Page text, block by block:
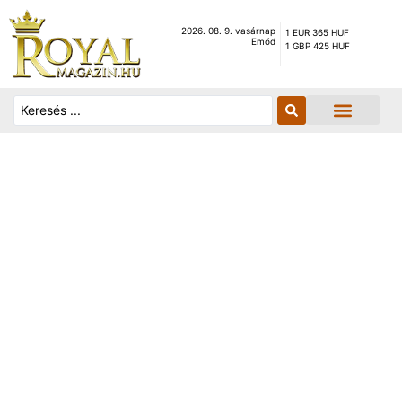
2026. 08. 9. vasárnap
Emőd
1 EUR 365 HUF
1 GBP 425 HUF